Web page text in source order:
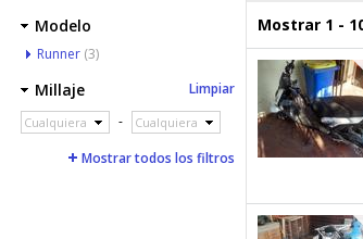
Mostrar 1 -
Modelo
Runner (3)
Millaje Limpiar
Cualquiera - Cualquiera
Mostrar todos los filtros